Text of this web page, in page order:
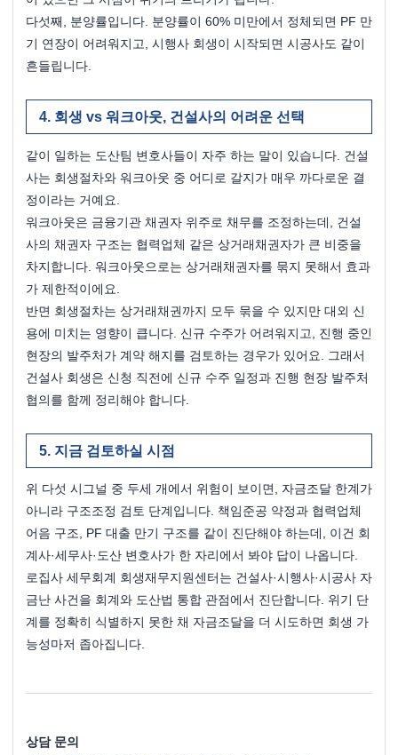
다섯째, 분양률입니다. 분양률이 60% 미만에서 정체되면 PF 만
기 연장이 어려워지고, 시행사 회생이 시작되면 시공사도 같이
흔들립니다.
회생 vs 워크아웃, 건설사의 어려운 선택
같이 일하는 도산팀 변호사들이 자주 하는 말이 있습니다. 건설
사는 회생절차와 워크아웃 중 어디로 갈지가 매우 까다로운 결
정이라는 거예요.
워크아웃은 금융기관 채권자 위주로 채무를 조정하는데, 건설
사의 채권자 구조는 협력업체 같은 상거래채권자가 큰 비중을
차지합니다. 워크아웃으로는 상거래채권자를 묶지 못해서 효과
가 제한적이에요.
반면 회생절차는 상거래채권까지 모두 묶을 수 있지만 대외 신
용에 미치는 영향이 큽니다. 신규 수주가 어려워지고, 진행 중인
현장의 발주처가 계약 해지를 검토하는 경우가 있어요. 그래서
건설사 회생은 신청 직전에 신규 수주 일정과 진행 현장 발주처
협의를 함께 정리해야 합니다.
지금 검토하실 시점
위 다섯 시그널 중 두세 개에서 위험이 보이면, 자금조달 한계가
아니라 구조조정 검토 단계입니다. 책임준공 약정과 협력업체
어음 구조, PF 대출 만기 구조를 같이 진단해야 하는데, 이건 회
계사·세무사·도산 변호사가 한 자리에서 봐야 답이 나옵니다.
로집사 세무회계 회생재무지원센터는 건설사·시행사·시공사 자
금난 사건을 회계와 도산법 통합 관점에서 진단합니다. 위기 단
계를 정확히 식별하지 못한 채 자금조달을 더 시도하면 회생 가
능성마저 좁아집니다.
상담 문의